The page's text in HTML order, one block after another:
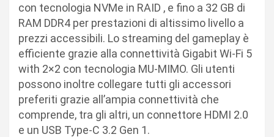
con tecnologia NVMe in RAID , e fino a 32 GB di
RAM DDR4 per prestazioni di altissimo livello a
prezzi accessibili. Lo streaming del gameplay è
efficiente grazie alla connettività Gigabit Wi-Fi 5
with 2×2 con tecnologia MU-MIMO. Gli utenti
possono inoltre collegare tutti gli accessori
preferiti grazie all’ampia connettività che
comprende, tra gli altri, un connettore HDMI 2.0
e un USB Type-C 3.2 Gen 1.